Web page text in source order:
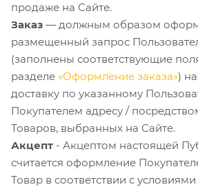
продаже на Сайте.
Заказ — должным образом
размещенный запрос
(заполнены соответствующие
разделе «Оформление заказа»)
доставку по указанному
Покупателем адресу /
Товаров, выбранных на Сайте.
Акцепт - Акцептом настоящей
считается оформление
Товар в соответствии с